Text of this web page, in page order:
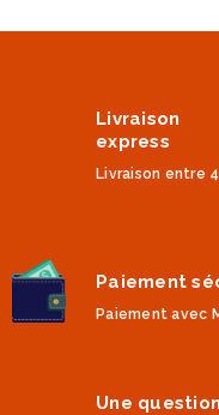
Livraison
express
Livraison entre
Paiement
Paiement avec
Une